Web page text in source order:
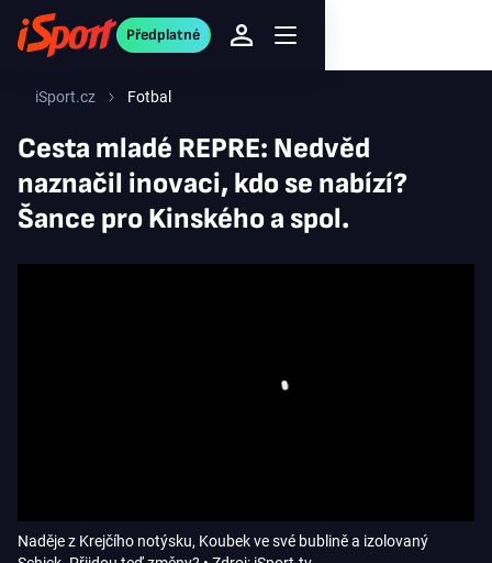
Předplatné
iSport.cz Fotbal
Cesta mladé REPRE: Nedvěd
naznačil inovaci, kdo se nabízí?
Šance pro Kinského a spol.
Naděje z Krejčího notýsku, Koubek ve své bublině a izolovaný